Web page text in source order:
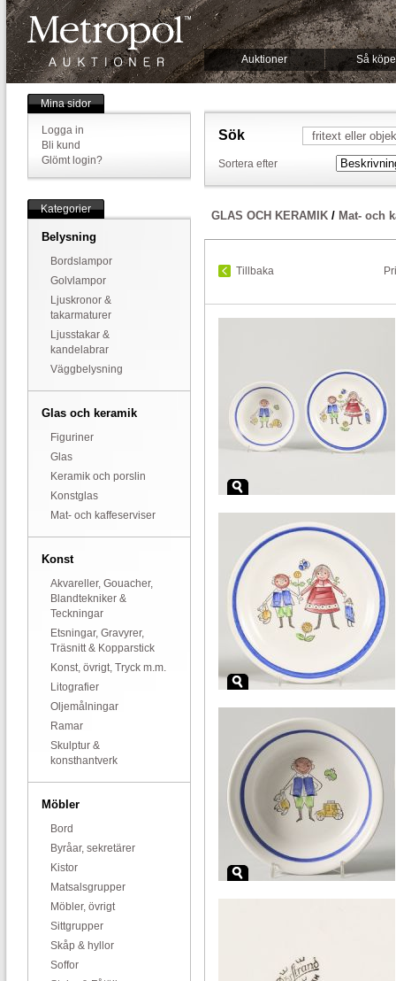
Auktioner Så
Mina sidor
Logga in
Bli kund
Glömt login?
Kategorier
Belysning
Bordslampor
Golvlampor
Ljuskronor &
takarmaturer
Ljusstakar &
kandelabrar
Väggbelysning
Glas och keramik
Figuriner
Glas
Keramik och porslin
Konstglas
Mat- och kaffeserviser
Konst
Akvareller, Gouacher,
Blandtekniker &
Teckningar
Etsningar, Gravyrer,
Träsnitt & Kopparstick
Konst, övrigt, Tryck m.m.
Litografier
Oljemålningar
Ramar
Skulptur &
konsthantverk
Möbler
Bord
Byråar, sekretärer
Kistor
Matsalsgrupper
Möbler, övrigt
Sittgrupper
Skåp & hyllor
Soffor
Sök
Sortera efter
GLAS OCH KERAMIK / Mat- och
Tillbaka